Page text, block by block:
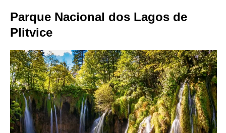
Parque Nacional dos Lagos de
Plitvice